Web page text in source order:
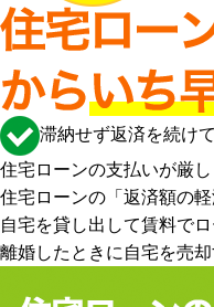
滞納せず返済を続け
住宅ローンの支払いが厳
住宅ローンの「返済額の
自宅を貸し出して賃料で
離婚したときに自宅を売